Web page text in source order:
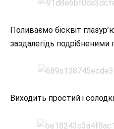
Поливаємо бісквіт
заздалегідь подрібненими
Виходить простий і